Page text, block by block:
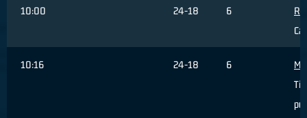
10:00 24-18 6
10:16 24-18 6